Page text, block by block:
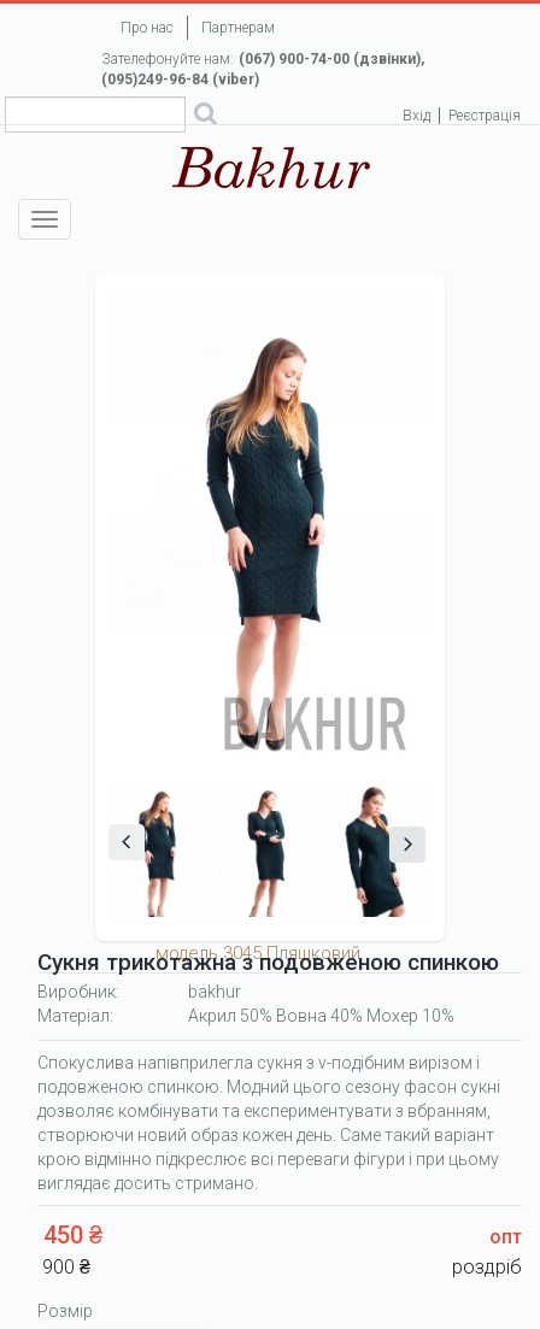
Про нас
Партнерам
Зателефонуйте нам: (067) 900-74-00 (дзвінки),
(095)249-96-84 (viber)
Вхід Реєстрація
Toggle
navigation
Сукня трикотажна з подовженою спинкою
модель 3045 Пляшковий
Виробник:
bakhur
Матеріал:
Акрил 50% Вовна 40% Мохер 10%
Спокуслива напівприлегла сукня з v-подібним вирізом і
подовженою спинкою. Модний цього сезону фасон сукні
дозволяє комбінувати та експериментувати з вбранням,
створюючи новий образ кожен день. Саме такий варіант
крою відмінно підкреслює всі переваги фігури і при цьому
виглядає досить стримано.
450 ₴
опт
900 ₴
роздріб
Розмір